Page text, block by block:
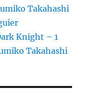
Takahashi
Knight – 1
Takahashi